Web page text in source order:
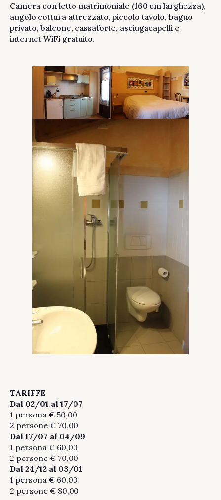
Camera con letto matrimoniale (160 cm larghezza),
angolo cottura attrezzato, piccolo tavolo, bagno
privato, balcone, cassaforte, asciugacapelli e
internet WiFi gratuito.
TARIFFE
Dal 02/01 al 17/07
1 persona € 50,00
2 persone € 70,00
Dal 17/07 al 04/09
1 persona € 60,00
2 persone € 70,00
Dal 24/12 al 03/01
1 persona € 60,00
2 persone € 80,00